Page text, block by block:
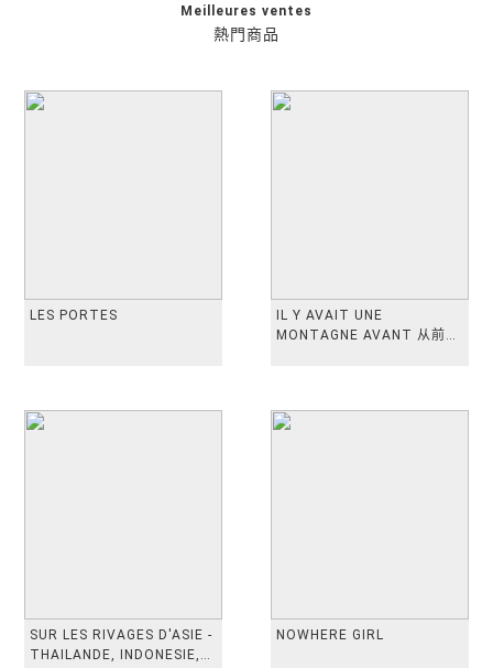
熱門商品
Meilleures ventes
LES PORTES
IL Y AVAIT UNE
MONTAGNE AVANT 从前有
SUR LES RIVAGES D'ASIE -
THAILANDE, INDONESIE,
NOWHERE GIRL